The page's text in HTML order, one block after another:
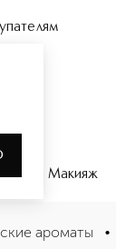
Макияж
в дорожном
ароматы •